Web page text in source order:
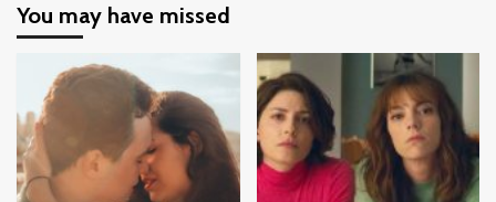
You may have missed